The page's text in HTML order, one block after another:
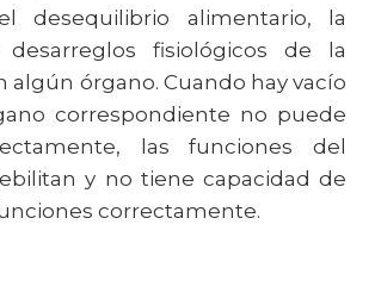
desequilibrio alimentario, la
fisiológicos de la
algún órgano. Cuando hay vacío
correspondiente no puede
las funciones del
y no tiene capacidad de
correctamente.